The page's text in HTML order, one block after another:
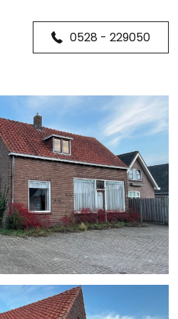
0528 - 229050